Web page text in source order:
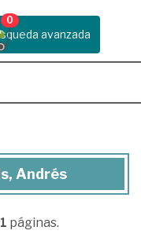
avanzada
0
Andrés
1 páginas.